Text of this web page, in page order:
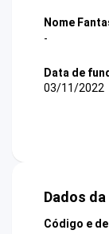
Nome
-
Data de
03/11/2022
Dados
Código e